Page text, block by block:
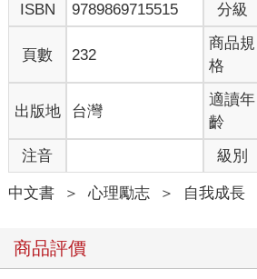
ISBN
9789869715515 分級
頁數 232
商品規
格
出版地 台灣
適讀年
齡
注音 級別
中文書 ＞ 心理勵志 ＞ 自我成長
商品評價